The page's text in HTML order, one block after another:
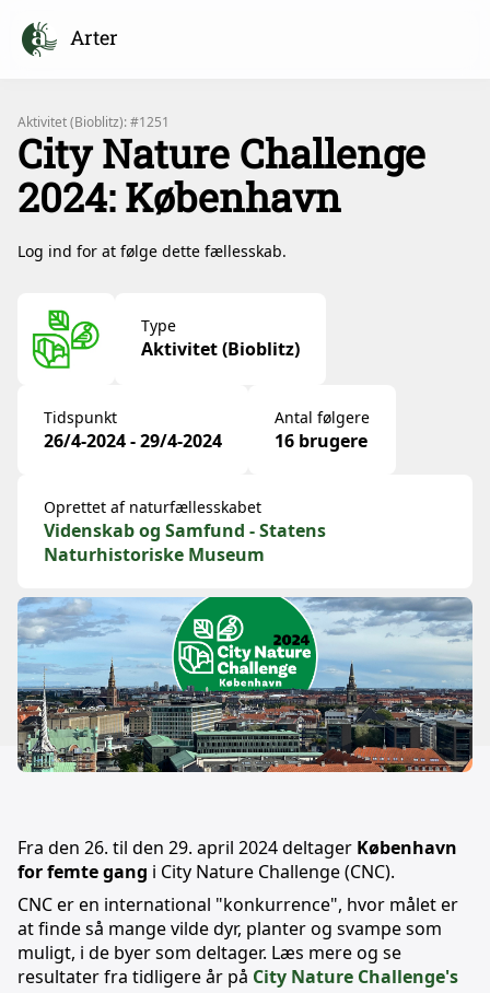
Arter
Aktivitet (Bioblitz): #1251
City Nature Challenge
2024: København
Log ind for at følge dette fællesskab.
Type
Aktivitet (Bioblitz)
Tidspunkt
26/4-2024 - 29/4-2024
Antal følgere
16 brugere
Oprettet af naturfællesskabet
Videnskab og Samfund - Statens
Naturhistoriske Museum
Fra den 26. til den 29. april 2024 deltager København
for femte gang i City Nature Challenge (CNC).
CNC er en international "konkurrence", hvor målet er
at finde så mange vilde dyr, planter og svampe som
muligt, i de byer som deltager. Læs mere og se
resultater fra tidligere år på City Nature Challenge's